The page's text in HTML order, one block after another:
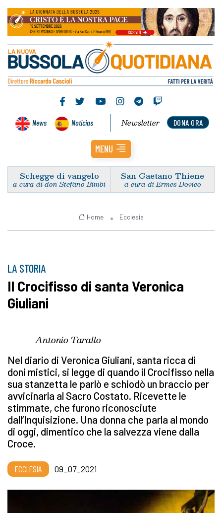
News Noticias DONA ORA
Newsletter
MENU
Schegge di vangelo
a cura di don Stefano Bimbi
San Gaetano Thiene
a cura di Ermes Dovico
Home Ecclesia
LA STORIA
Il Crocifisso di santa Veronica
Giuliani
Antonio Tarallo
Nel diario di Veronica Giuliani, santa ricca di
doni mistici, si legge di quando il Crocifisso nella
sua stanzetta le parlò e schiodò un braccio per
avvicinarla al Sacro Costato. Ricevette le
stimmate, che furono riconosciute
dall’Inquisizione. Una donna che parla al mondo
di oggi, dimentico che la salvezza viene dalla
Croce.
ECCLESIA 09_07_2021